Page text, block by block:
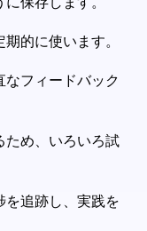
的に使います。
なフィードバック
ため、いろいろ試
を追跡し、実践を